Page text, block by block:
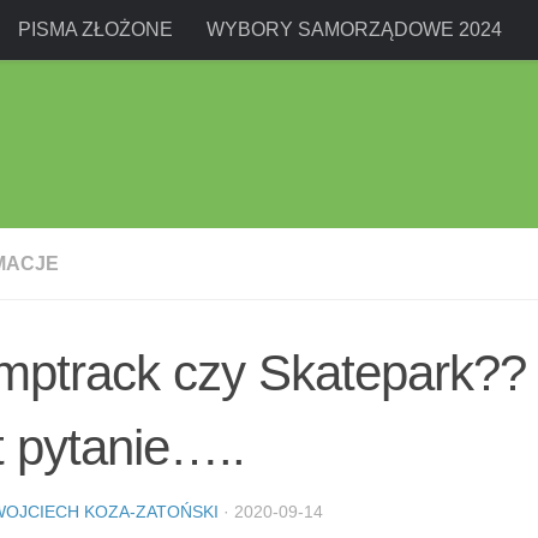
PISMA ZŁOŻONE WYBORY SAMORZĄDOWE 2024
czy
pytanie…..
KOZA-ZATOŃSKI · 2020-09-14